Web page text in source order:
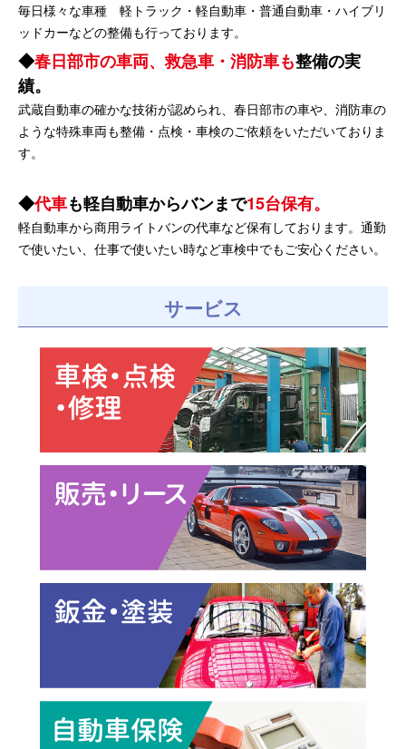
毎日様々な車種 軽トラック・軽自動車・普通自動車・ハイブリ
ッドカーなどの整備も行っております。
春日部市の車両、救急車・消防車も整備の実
績。
武蔵自動車の確かな技術が認められ、春日部市の車や、消防車の
ような特殊車両も整備・点検・車検のご依頼をいただいておりま
す。
代車も軽自動車からバンまで15台保有。
軽自動車から商用ライトバンの代車など保有しております。通勤
で使いたい、仕事で使いたい時など車検中でもご安心ください。
サービス